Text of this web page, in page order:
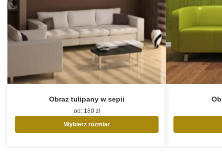
Obraz tulipany w sepii
od: 180 zł
Wybierz rozmiar